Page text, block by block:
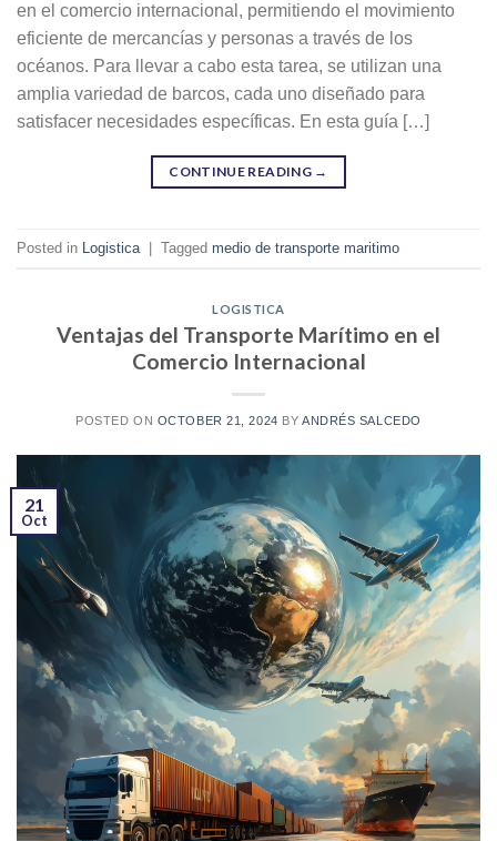
en el comercio internacional, permitiendo el movimiento
eficiente de mercancías y personas a través de los
océanos. Para llevar a cabo esta tarea, se utilizan una
amplia variedad de barcos, cada uno diseñado para
satisfacer necesidades específicas. En esta guía […]
CONTINUE READING →
Posted in Logistica Tagged medio de transporte maritimo
LOGISTICA
Ventajas del Transporte Marítimo en el
Comercio Internacional
POSTED ON OCTOBER 21, 2024 BY ANDRÉS SALCEDO
21
Oct